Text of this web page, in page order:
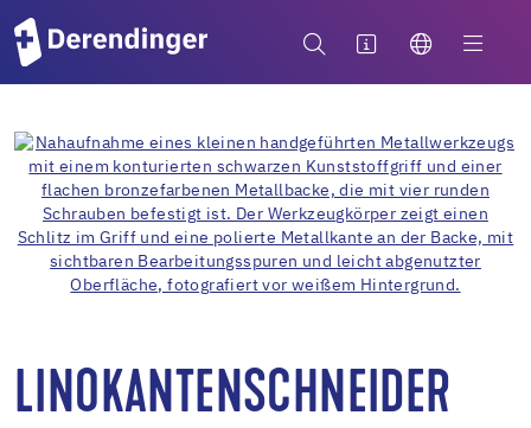
LINOKANTENSCHNEIDER